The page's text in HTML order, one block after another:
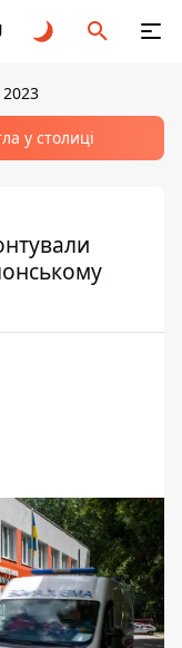
у столиці